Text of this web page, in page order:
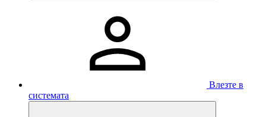
Влезте в
системата